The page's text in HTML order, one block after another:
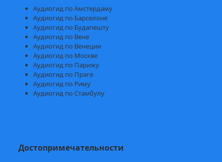
Аудиогид по Амстердаму
Аудиогид по Барселоне
Аудиогид по Будапешту
Аудиогид по Вене
Аудиогид по Венеции
Аудиогид по Москве
Аудиогид по Парижу
Аудиогид по Праге
Аудиогид по Риму
Аудиогид по Стамбулу
Достопримечательности